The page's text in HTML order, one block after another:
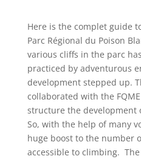
Here is the complet guide
Parc Régional du Poison
various cliffs in the parc
practiced by adventurous
development stepped up.
collaborated with the
structure the development
So, with the help of many
huge boost to the number
accessible to climbing.